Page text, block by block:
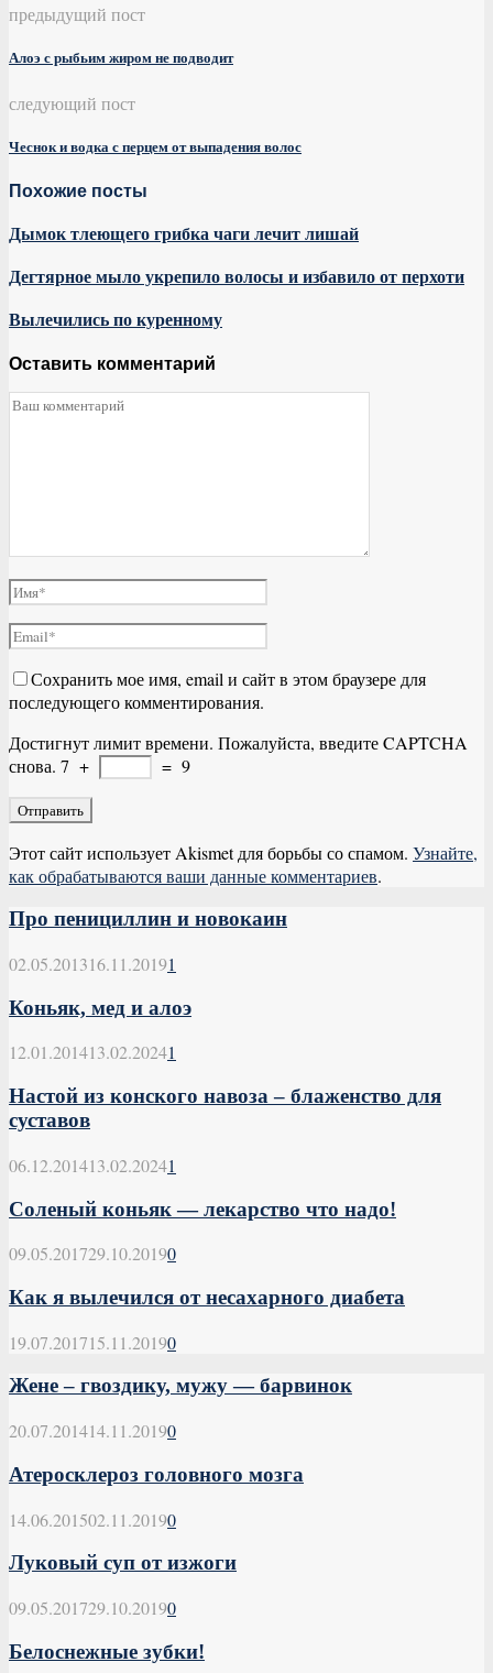
предыдущий пост
Алоэ с рыбьим жиром не подводит
следующий пост
Чеснок и водка с перцем от выпадения волос
Похожие посты
Дымок тлеющего грибка чаги лечит лишай
Дегтярное мыло укрепило волосы и избавило от перхоти
Вылечились по куренному
Оставить комментарий
Сохранить мое имя, email и сайт в этом браузере для
последующего комментирования.
Достигнут лимит времени. Пожалуйста, введите CAPTCHA
снова. 7 + = 9
Этот сайт использует Akismet для борьбы со спамом. Узнайте,
как обрабатываются ваши данные комментариев.
Про пенициллин и новокаин
02.05.201316.11.20191
Коньяк, мед и алоэ
12.01.201413.02.20241
Настой из конского навоза – блаженство для
суставов
06.12.201413.02.20241
Соленый коньяк — лекарство что надо!
09.05.201729.10.20190
Как я вылечился от несахарного диабета
19.07.201715.11.20190
Жене – гвоздику, мужу — барвинок
20.07.201414.11.20190
Атеросклероз головного мозга
14.06.201502.11.20190
Луковый суп от изжоги
09.05.201729.10.20190
Белоснежные зубки!